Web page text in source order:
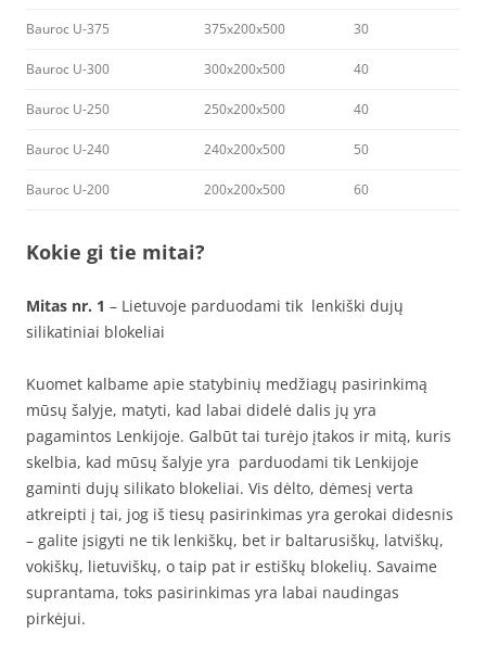
Bauroc U-375 375x200x500 30
Bauroc U-300 300x200x500 40
Bauroc U-250 250x200x500 40
Bauroc U-240 240x200x500 50
Bauroc U-200 200x200x500 60
Kokie gi tie mitai?
Mitas nr. 1 – Lietuvoje parduodami tik lenkiški dujų
silikatiniai blokeliai
Kuomet kalbame apie statybinių medžiagų pasirinkimą
mūsų šalyje, matyti, kad labai didelė dalis jų yra
pagamintos Lenkijoje. Galbūt tai turėjo įtakos ir mitą, kuris
skelbia, kad mūsų šalyje yra parduodami tik Lenkijoje
gaminti dujų silikato blokeliai. Vis dėlto, dėmesį verta
atkreipti į tai, jog iš tiesų pasirinkimas yra gerokai didesnis
– galite įsigyti ne tik lenkiškų, bet ir baltarusiškų, latviškų,
vokiškų, lietuviškų, o taip pat ir estiškų blokelių. Savaime
suprantama, toks pasirinkimas yra labai naudingas
pirkėjui.